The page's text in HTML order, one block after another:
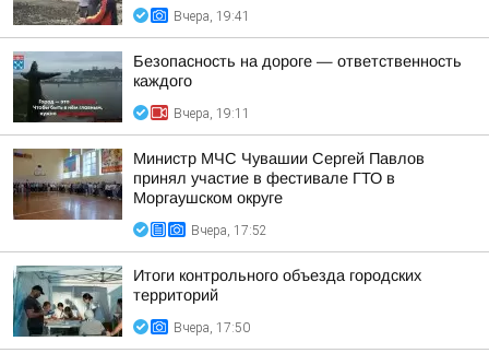
Вчера, 19:41
Безопасность на дороге — ответственность
каждого
Вчера, 19:11
Министр МЧС Чувашии Сергей Павлов
принял участие в фестивале ГТО в
Моргаушском округе
Вчера, 17:52
Итоги контрольного объезда городских
территорий
Вчера, 17:50